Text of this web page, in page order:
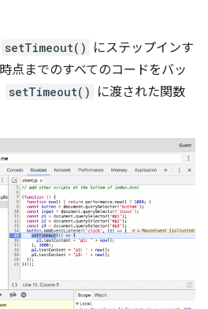
setTimeout()
にステップインす
点までのすべてのコードをバッ
setTimeout()
に渡された関数